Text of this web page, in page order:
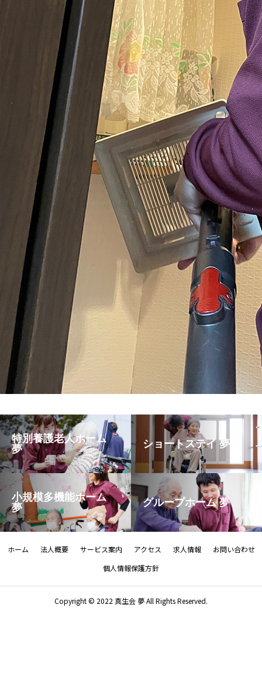
特別養護老人ホーム
夢
ショートステイ 夢
小規模多機能ホーム
夢
グループホーム 夢
ホーム 法人概要 サービス案内 アクセス 求人情報
お問い合わせ
個人情報保護方針
Copyright © 2022 真生会 夢 All Rights Reserved.